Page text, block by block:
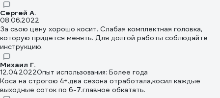
Сергей А.
08.06.2022
За свою цену хорошо косит. Слабая комплектная головка,
которую придется менять. Для долгой работы соблюдайте
инструкцию.
Михаил Г.
12.04.2022Опыт использования: Более года
Коса на строгою 4+.два сезона отработала,косил каждые
выходные соток по 6-7.главное обкатать.